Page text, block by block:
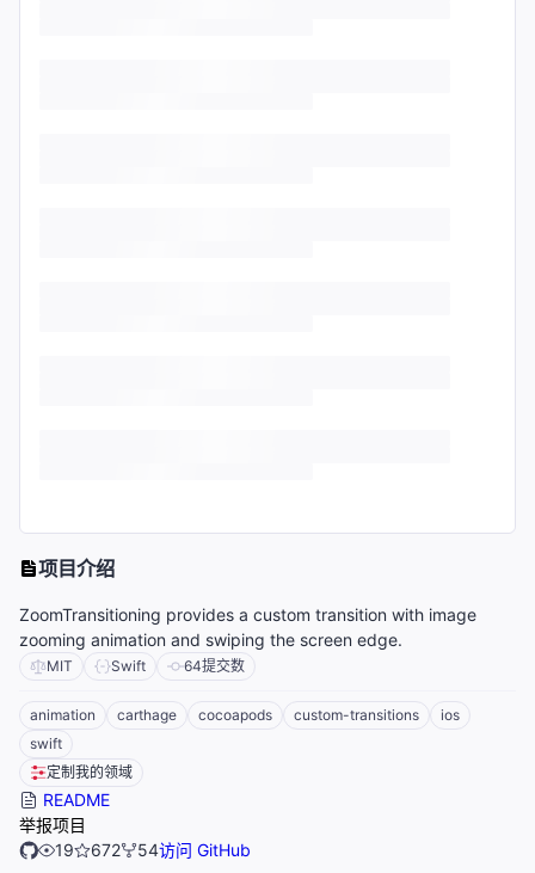
项目介绍
ZoomTransitioning provides a custom transition with image
zooming animation and swiping the screen edge.
MIT Swift 64提交数
animation carthage cocoapods custom-transitions
ios
swift
定制我的领域
README
举报项目
19
672 54访问 GitHub